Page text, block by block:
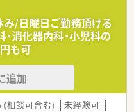
み/日曜日ご勤務頂ける
消化器内科・小児科の
も可
追加
(相談可含む) 未経験可